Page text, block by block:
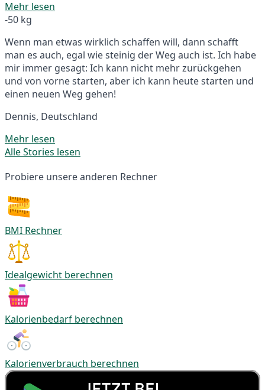
Mehr lesen
-50 kg
Wenn man etwas wirklich schaffen will, dann schafft
man es auch, egal wie steinig der Weg auch ist. Ich habe
mir immer gesagt: Ich kann nicht mehr zurückgehen
und von vorne starten, aber ich kann heute starten und
einen neuen Weg gehen!
Dennis, Deutschland
Mehr lesen
Alle Stories lesen
Probiere unsere anderen Rechner
BMI Rechner
Idealgewicht berechnen
Kalorienbedarf berechnen
Kalorienverbrauch berechnen